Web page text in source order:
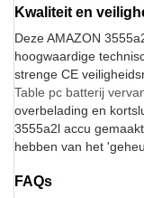
Kwaliteit en
Deze AMAZON
hoogwaardige
strenge CE
Table pc batterij
overbelading en
3555a2l accu
hebben van het
FAQs